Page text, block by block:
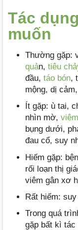
Tác
muốn
Thường gặp:
quản, tiêu
đầu, táo bón,
mộng, dị
Ít gặp: ù tai,
nhìn mờ,
bụng dưới,
đau cổ, suy
Hiếm gặp:
rối loạn thị
viêm gân xơ
Rất hiếm:
Trong quá
gặp bất kì tác